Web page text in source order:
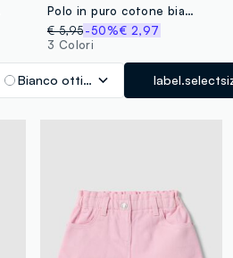
Polo in puro cotone bianca da bimba regular fit con maniche arricciate
€ 5,95-50%€ 2,97
3 Colori
Bianco ottico